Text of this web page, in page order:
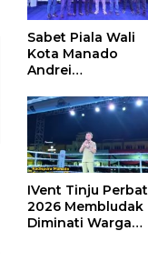
Sabet Piala Wali
Kota Manado
Andrei
Boxing Camp
Umum Tinju
2026
IVent Tinju
2026 Membludak
Diminati Warga